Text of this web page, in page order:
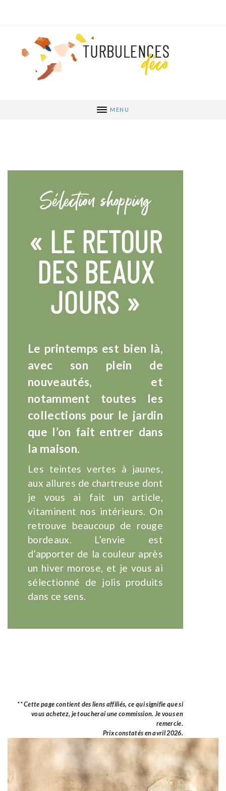
MENU
Sélection shopping
« LE RETOUR
DES BEAUX
JOURS »
Le printemps est bien là,
avec son plein de
nouveautés, et
notamment toutes les
collections pour le jardin
que l’on fait entrer dans
la maison.
Les teintes vertes à jaunes,
aux allures de chartreuse dont
je vous ai fait un article,
vitaminent nos intérieurs. On
retrouve beaucoup de rouge
bordeaux. L’envie est
d’apporter de la couleur après
un hiver morose, et je vous ai
sélectionné de jolis produits
dans ce sens.
** Cette page contient des liens affiliés, ce qui signifie que si
vous achetez, je toucherai une commission. Je vous en
remercie.
Prix constatés en avril 2026.